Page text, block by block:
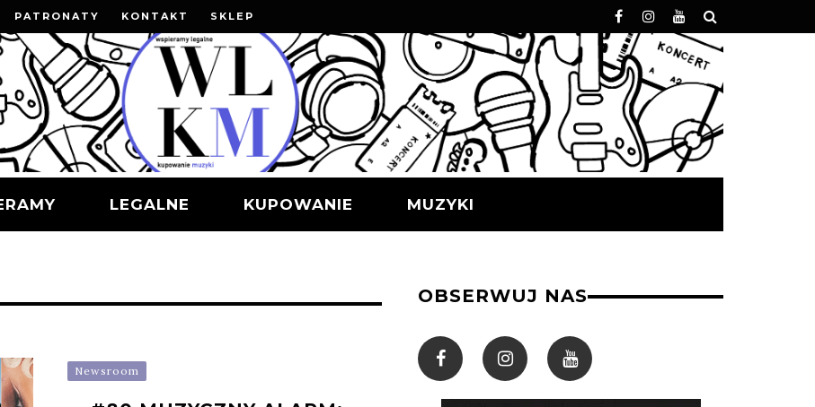
PATRONATY KONTAKT SKLEP
LEGALNE KUPOWANIE MUZYKI
Newsroom
OBSERWUJ NAS